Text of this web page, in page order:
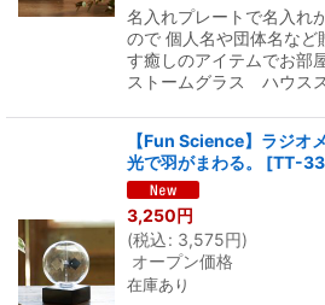
名入れプレートで名入れ
ので 個人名や団体名など
す癒しのアイテムでお部
ストームグラス ハウス
【Fun Science】ラジ
光で羽がまわる。
[TT-
3,250円
(税込: 3,575円)
オープン価格
在庫あり